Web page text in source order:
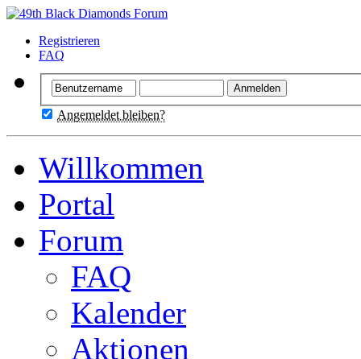
Registrieren
FAQ
Angemeldet bleiben?
Willkommen
Portal
Forum
FAQ
Kalender
Aktionen